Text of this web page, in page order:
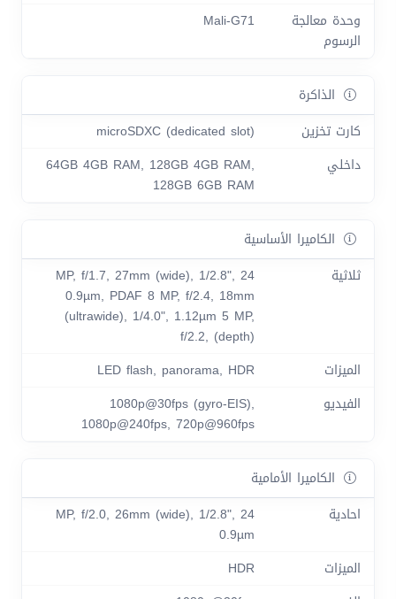
وحدة معالجة
الرسوم
Mali-G71
الذاكرة
كارت تخزين
microSDXC (dedicated slot)
داخلي
64GB 4GB RAM, 128GB 4GB RAM,
128GB 6GB RAM
الكاميرا الأساسية
ثلاثية
24 MP, f/1.7, 27mm (wide), 1/2.8",
0.9µm, PDAF 8 MP, f/2.4, 18mm
(ultrawide), 1/4.0", 1.12µm 5 MP,
f/2.2, (depth)
الميزات
LED flash, panorama, HDR
الفيديو
1080p@30fps (gyro-EIS),
1080p@240fps, 720p@960fps
الكاميرا الأمامية
احادية
24 MP, f/2.0, 26mm (wide), 1/2.8",
0.9µm
الميزات
HDR